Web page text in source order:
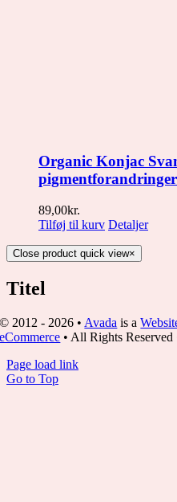
Organic Konjac
pigmentforandringer
89,00kr.
Tilføj til kurv Detaljer
Close product quick view×
Titel
© 2012 - 2026 • Avada is a
eCommerce • All Rights
Page load link
Go to Top